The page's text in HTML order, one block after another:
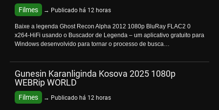
Filmes → Publicado há 12 horas
Baixe a legenda Ghost Recon Alpha 2012 1080p BluRay FLAC2 0
x264-HiFi usando o Buscador de Legenda – um aplicativo gratuito para
Windows desenvolvido para tornar o processo de busca…
Gunesin Karanliginda Kosova 2025 1080p
WEBRip WORLD
Filmes → Publicado há 12 horas